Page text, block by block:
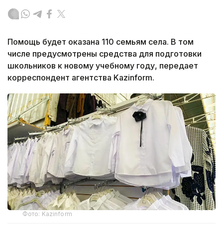
Помощь будет оказана 110 семьям села. В том
числе предусмотрены средства для подготовки
школьников к новому учебному году, передает
корреспондент агентства Kazinform.
Фото: Kazinform